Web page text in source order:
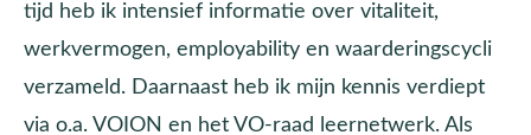
tijd heb ik intensief informatie over vitaliteit,
werkvermogen, employability en waarderingscycli
verzameld. Daarnaast heb ik mijn kennis verdiept
via o.a. VOION en het VO-raad leernetwerk. Als